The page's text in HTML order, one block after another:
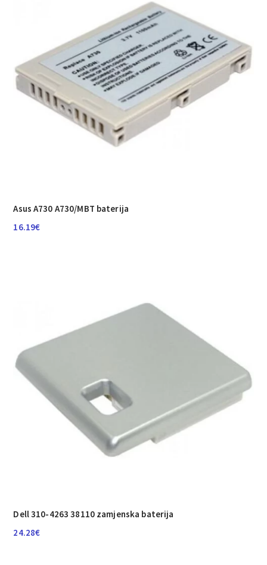
Asus A730 A730/MBT baterija
16.19€
Dell 310-4263 38110 zamjenska baterija
24.28€